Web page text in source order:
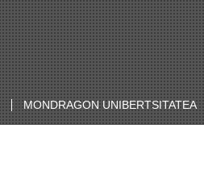
MONDRAGON UNIBERTSITATEA